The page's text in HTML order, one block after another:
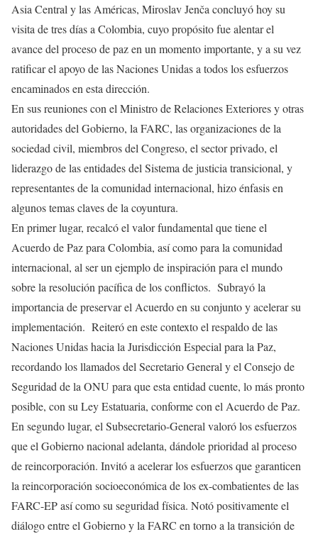
Asia Central y las Américas, Miroslav Jenča concluyó hoy su
visita de tres días a Colombia, cuyo propósito fue alentar el
avance del proceso de paz en un momento importante, y a su vez
ratificar el apoyo de las Naciones Unidas a todos los esfuerzos
encaminados en esta dirección.
En sus reuniones con el Ministro de Relaciones Exteriores y otras
autoridades del Gobierno, la FARC, las organizaciones de la
sociedad civil, miembros del Congreso, el sector privado, el
liderazgo de las entidades del Sistema de justicia transicional, y
representantes de la comunidad internacional, hizo énfasis en
algunos temas claves de la coyuntura.
En primer lugar, recalcó el valor fundamental que tiene el
Acuerdo de Paz para Colombia, así como para la comunidad
internacional, al ser un ejemplo de inspiración para el mundo
sobre la resolución pacífica de los conflictos. Subrayó la
importancia de preservar el Acuerdo en su conjunto y acelerar su
implementación. Reiteró en este contexto el respaldo de las
Naciones Unidas hacia la Jurisdicción Especial para la Paz,
recordando los llamados del Secretario General y el Consejo de
Seguridad de la ONU para que esta entidad cuente, lo más pronto
posible, con su Ley Estatuaria, conforme con el Acuerdo de Paz.
En segundo lugar, el Subsecretario-General valoró los esfuerzos
que el Gobierno nacional adelanta, dándole prioridad al proceso
de reincorporación. Invitó a acelerar los esfuerzos que garanticen
la reincorporación socioeconómica de los ex-combatientes de las
FARC-EP así como su seguridad física. Notó positivamente el
diálogo entre el Gobierno y la FARC en torno a la transición de